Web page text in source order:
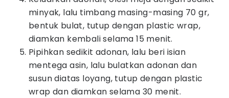
minyak, lalu timbang masing-masing 70 gr,
bentuk bulat, tutup dengan plastic wrap,
diamkan kembali selama 15 menit.
Pipihkan sedikit adonan, lalu beri isian
mentega asin, lalu bulatkan adonan dan
susun diatas loyang, tutup dengan plastic
wrap dan diamkan selama 30 menit.